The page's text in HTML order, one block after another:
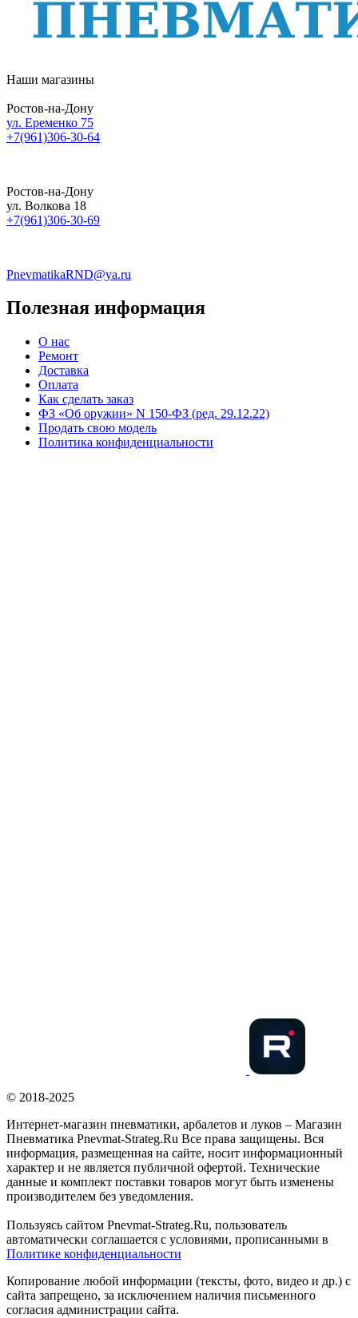
Наши магазины
Ростов-на-Дону
ул. Еременко 75
+7(961)306-30-64
Ростов-на-Дону
ул. Волкова 18
+7(961)306-30-69
PnevmatikaRND@ya.ru
Полезная информация
О нас
Ремонт
Доставка
Оплата
Как сделать заказ
ФЗ «Об оружии» N 150-ФЗ (ред. 29.12.22)
Продать свою модель
Политика конфиденциальности
© 2018-2025
Интернет-магазин пневматики, арбалетов и луков – Магазин
Пневматика Pnevmat-Strateg.Ru Все права защищены. Вся
информация, размещенная на сайте, носит информационный
характер и не является публичной офертой. Технические
данные и комплект поставки товаров могут быть изменены
производителем без уведомления.
Пользуясь сайтом Pnevmat-Strateg.Ru, пользователь
автоматически соглашается с условиями, прописанными в
Политике конфиденциальности
Копирование любой информации (тексты, фото, видео и др.) с
сайта запрещено, за исключением наличия письменного
согласия администрации сайта.